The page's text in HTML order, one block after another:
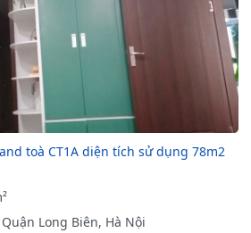
toà CT1A diện tích sử dụng 78m2
Quận Long Biên, Hà Nội